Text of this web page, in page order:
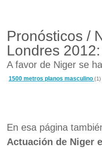
Pronósticos /
Londres 2012:
A favor de Niger se
1500 metros planos masculino (1)
En esa página
Actuación de Niger